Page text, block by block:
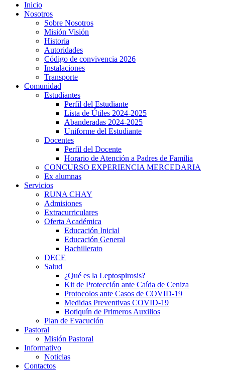
Inicio
Nosotros
Sobre Nosotros
Misión Visión
Historia
Autoridades
Código de convivencia 2026
Instalaciones
Transporte
Comunidad
Estudiantes
Perfil del Estudiante
Lista de Útiles 2024-2025
Abanderadas 2024-2025
Uniforme del Estudiante
Docentes
Perfil del Docente
Horario de Atención a Padres de Familia
CONCURSO EXPERIENCIA MERCEDARIA
Ex alumnas
Servicios
RUNA CHAY
Admisiones
Extracurriculares
Oferta Académica
Educación Inicial
Educación General
Bachillerato
DECE
Salud
¿Qué es la Leptospirosis?
Kit de Protección ante Caída de Ceniza
Protocolos ante Casos de COVID-19
Medidas Preventivas COVID-19
Botiquín de Primeros Auxilios
Plan de Evacución
Pastoral
Misión Pastoral
Informativo
Noticias
Contactos